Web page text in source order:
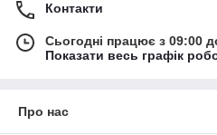
Контакти
Сьогодні працює з 09:00
Показати весь графік
Про нас